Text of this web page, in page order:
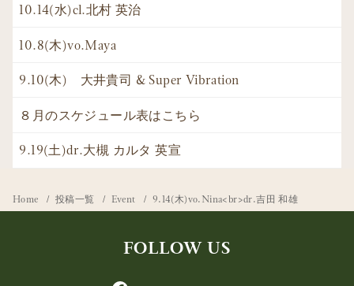
10.14(水)cl.北村 英治
10.8(木)vo.Maya
9.10(木) 大井貴司 & Super Vibration
８月のスケジュール表はこちら
9.19(土)dr.大槻 カルタ 英宣
Home 投稿一覧 Event 9.14(木)vo.Nina<br>dr.吉田 和雄
FOLLOW US